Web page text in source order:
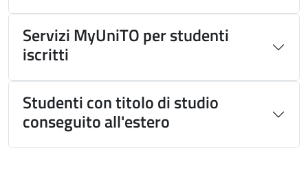
Servizi MyUniTO per studenti
iscritti
Studenti con titolo di studio
conseguito all'estero